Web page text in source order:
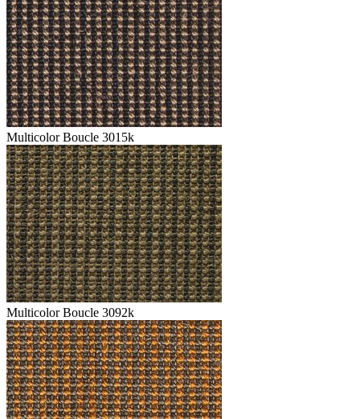
Multicolor Boucle 3015k
Multicolor Boucle 3092k